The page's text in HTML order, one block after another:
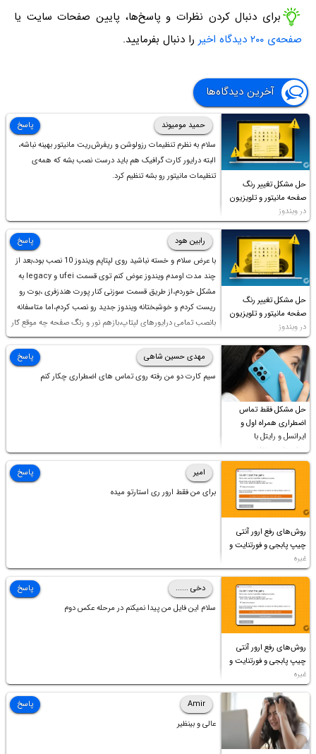
برای دنبال کردن نظرات و پاسخ‌ها، پایین صفحات سایت یا
صفحه‌ی ۲۰۰ دیدگاه اخیر
را دنبال بفرمایید.
آخرین دیدگاه‌ها
حل مشکل تغییر رنگ
صفحه مانیتور و تلویزیون
در ویندوز
حمید مومیوند
سلام به نظرم تنظیمات رزولوشن و ریفرش‌ریت مانیتور بهینه نباشه،
البته درایور کارت گرافیک هم باید درست نصب بشه که همه‌ی
تنظیمات مانیتور رو بشه تنظیم کرد.
پاسخ
حل مشکل تغییر رنگ
صفحه مانیتور و تلویزیون
در ویندوز
رابین هود
با عرض سلام و خسته نباشید روی لپتاپم ویندوز 10 نصب بود،بعد از
چند مدت اومدم ویندوز عوض کنم توی قسمت ufei و legacy به
مشکل خوردم،از طریق قسمت سوزنی کنار پورت هندزفری ،بوت رو
ریست کردم و خوشبختانه ویندوز جدید رو نصب کردم،اما متاسفانه
بانصب تمامی درایورهای لپتاپ،بازهم نور و رنگ صفحه چه موقع کار
چه موقع پخش فیلم مثل سابق نیست(نور زیاده و بی کیفیت)،با
ابدیت کردن کارت گرافیک،کالیبره کردن و غیره هم نور و رنگ درست
نشد (انگار تصویر ماته)، خواهشمند است راهنمایی فرمایید باتشکر
پاسخ
حل مشکل فقط تماس
اضطراری همراه اول و
ایرانسل و رایتل با
روش‌های مختلف
مهدی حسین شاهی
سیم کارت دو من رفته روی تماس های اضطراری چکار کنم
پاسخ
روش‌های رفع ارور آنتی
چیپ پابجی و فورتنایت و
غیره
امیر
برای من فقط ارور ری استارتو میده
پاسخ
روش‌های رفع ارور آنتی
چیپ پابجی و فورتنایت و
غیره
دخی ......
سلام این فایل من پیدا نمیکنم در مرحله عکس دوم
پاسخ
Amir
عالی و بینظیر
پاسخ